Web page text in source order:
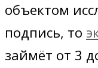
объектом
подпись, то
займёт от 3